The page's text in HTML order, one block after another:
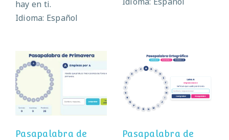
hay en ti.
Idioma: Español
Pasapalabra de
primavera
Pasapalabra de
Pasapalabra de
ortografía
Pasapalabra de